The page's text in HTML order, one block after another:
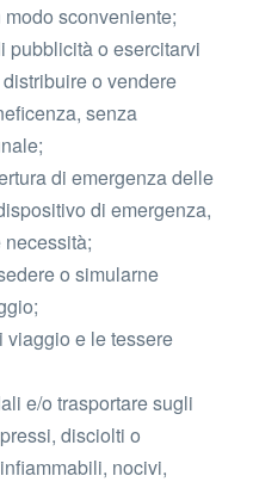
sconveniente;
pubblicità o esercitarvi
o vendere
senza
di emergenza delle
di emergenza,
o simularne
viaggio e le tessere
e/o trasportare sugli
disciolti o
nocivi,